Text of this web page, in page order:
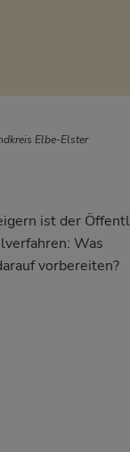
Elbe-Elster
ist der
Was
vorbereiten?